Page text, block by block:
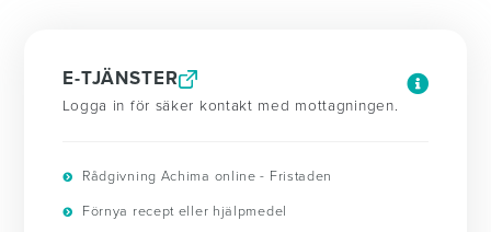
E-TJÄNSTER
Logga in för säker kontakt med mottagningen.
Rådgivning Achima online - Fristaden
Förnya recept eller hjälpmedel